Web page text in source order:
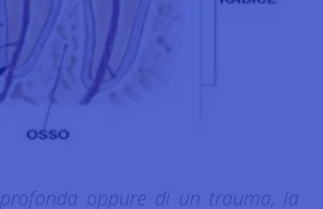
oppure di un trauma, la